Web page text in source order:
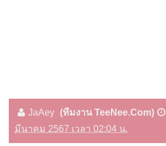
JaAey (ทีมงาน TeeNee.Com)
มีนาคม 2567 เวลา 02:04 น.